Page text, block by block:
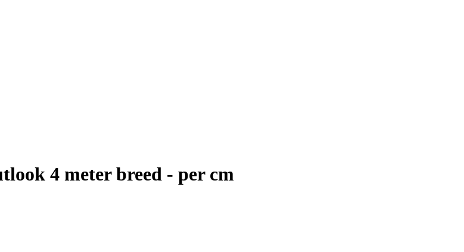
4 meter breed - per cm